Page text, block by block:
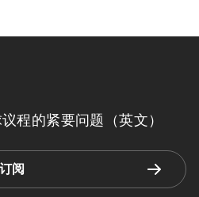
程的紧要问题（英文）
阅